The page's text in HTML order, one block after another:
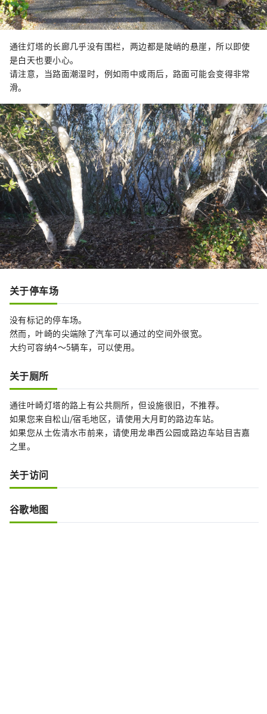
通往灯塔的长廊几乎没有围栏，两边都是陡峭的悬崖，所以即使
是白天也要小心。
请注意，当路面潮湿时，例如雨中或雨后，路面可能会变得非常
滑。
关于停车场
没有标记的停车场。
然而，叶崎的尖端除了汽车可以通过的空间外很宽。
大约可容纳4～5辆车，可以使用。
关于厕所
通往叶崎灯塔的路上有公共厕所，但设施很旧，不推荐。
如果您来自松山/宿毛地区，请使用大月町的路边车站。
如果您从土佐清水市前来，请使用龙串西公园或路边车站目吉嘉
之里。
关于访问
谷歌地图